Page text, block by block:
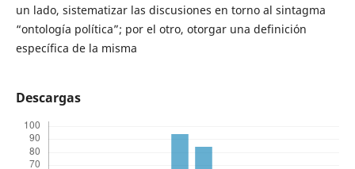
un lado, sistematizar las discusiones en torno al sintagma
“ontología política”; por el otro, otorgar una definición
específica de la misma
Descargas